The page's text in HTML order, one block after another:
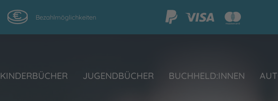
Bezahlmöglichkeiten
KINDERBÜCHER JUGENDBÜCHER BUCHHELD:INNEN